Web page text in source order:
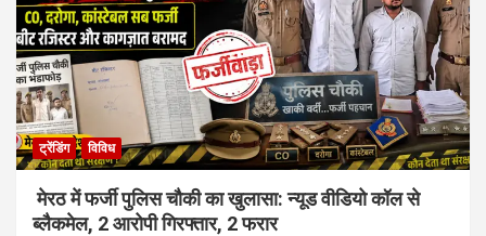
ट्रेंडिंग विविध
मेरठ में फर्जी पुलिस चौकी का खुलासा: न्यूड वीडियो कॉल से
ब्लैकमेल, 2 आरोपी गिरफ्तार, 2 फरार